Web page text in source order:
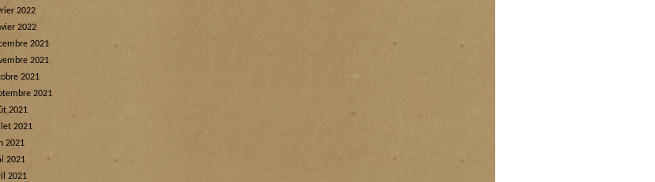
2022
2022
2021
2021
2021
2021
2021
2021
2021
2021
2021